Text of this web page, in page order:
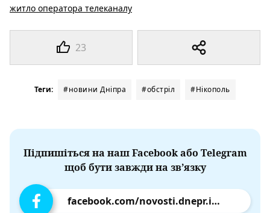
23
житло оператора телеканалу
Теги: #новини Дніпра #обстріл #Нікополь
Підпишіться на наш Facebook або Telegram
щоб бути завжди на зв’язку
facebook.com/novosti.dnepr.info